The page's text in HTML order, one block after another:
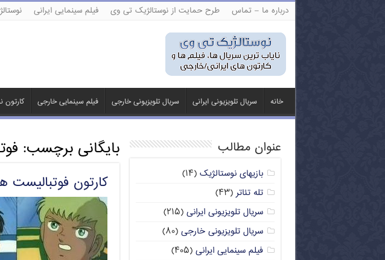
درباره ما – تماس طرح حمایت از نوستالژیک تی وی فیلم سینمایی ایرانی
خانه سریال تلویزیونی ایرانی سریال تلویزیونی خارجی فیلم سینمایی خارجی کارتون
بایگانی برچسب:
کارتون فوتبالیست ها ۴ – کامل (دوبله
عنوان مطالب
بازیهای نوستالژیک (۱۴)
تله تئاتر(۴۳)
سریال تلویزیونی ایرانی (۲۱۵)
سریال تلویزیونی خارجی (۸۰)
فیلم سینمایی ایرانی (۴۰۵)